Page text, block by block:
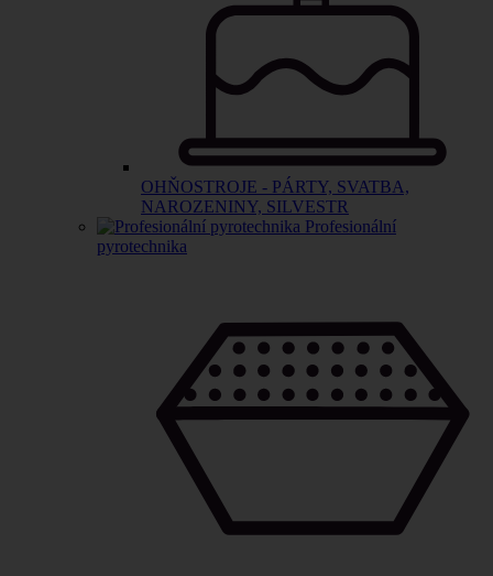
OHŇOSTROJE - PÁRTY, SVATBA,
NAROZENINY, SILVESTR
Profesionální
pyrotechnika